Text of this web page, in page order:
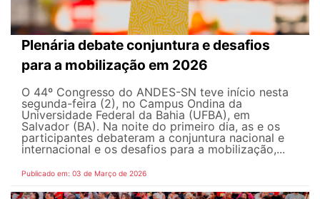
Plenária debate conjuntura e desafios
para a mobilização em 2026
O 44º Congresso do ANDES-SN teve início nesta
segunda-feira (2), no Campus Ondina da
Universidade Federal da Bahia (UFBA), em
Salvador (BA). Na noite do primeiro dia, as e os
participantes debateram a conjuntura nacional e
internacional e os desafios para a mobilização,...
Publicado em: 03 de Março de 2026